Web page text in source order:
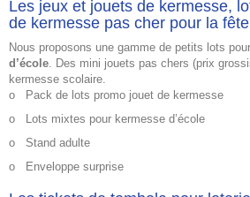
Les jeux et jouets de kermesse,
de kermesse pas cher pour la fête
Nous proposons une gamme de petits lots pour
d’école. Des mini jouets pas chers (prix
kermesse scolaire.
o
Pack de lots promo jouet de kermesse
o
Lots mixtes pour kermesse d’école
o
Stand adulte
o
Enveloppe surprise